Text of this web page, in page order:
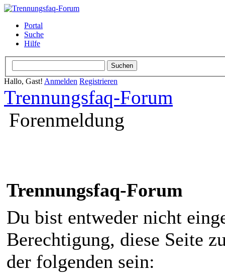
Portal
Suche
Hilfe
Hallo, Gast! Anmelden Registrieren
Trennungsfaq-Forum
Forenmeldung
Trennungsfaq-Forum
Du bist entweder nicht
Berechtigung, diese Seite
der folgenden sein: